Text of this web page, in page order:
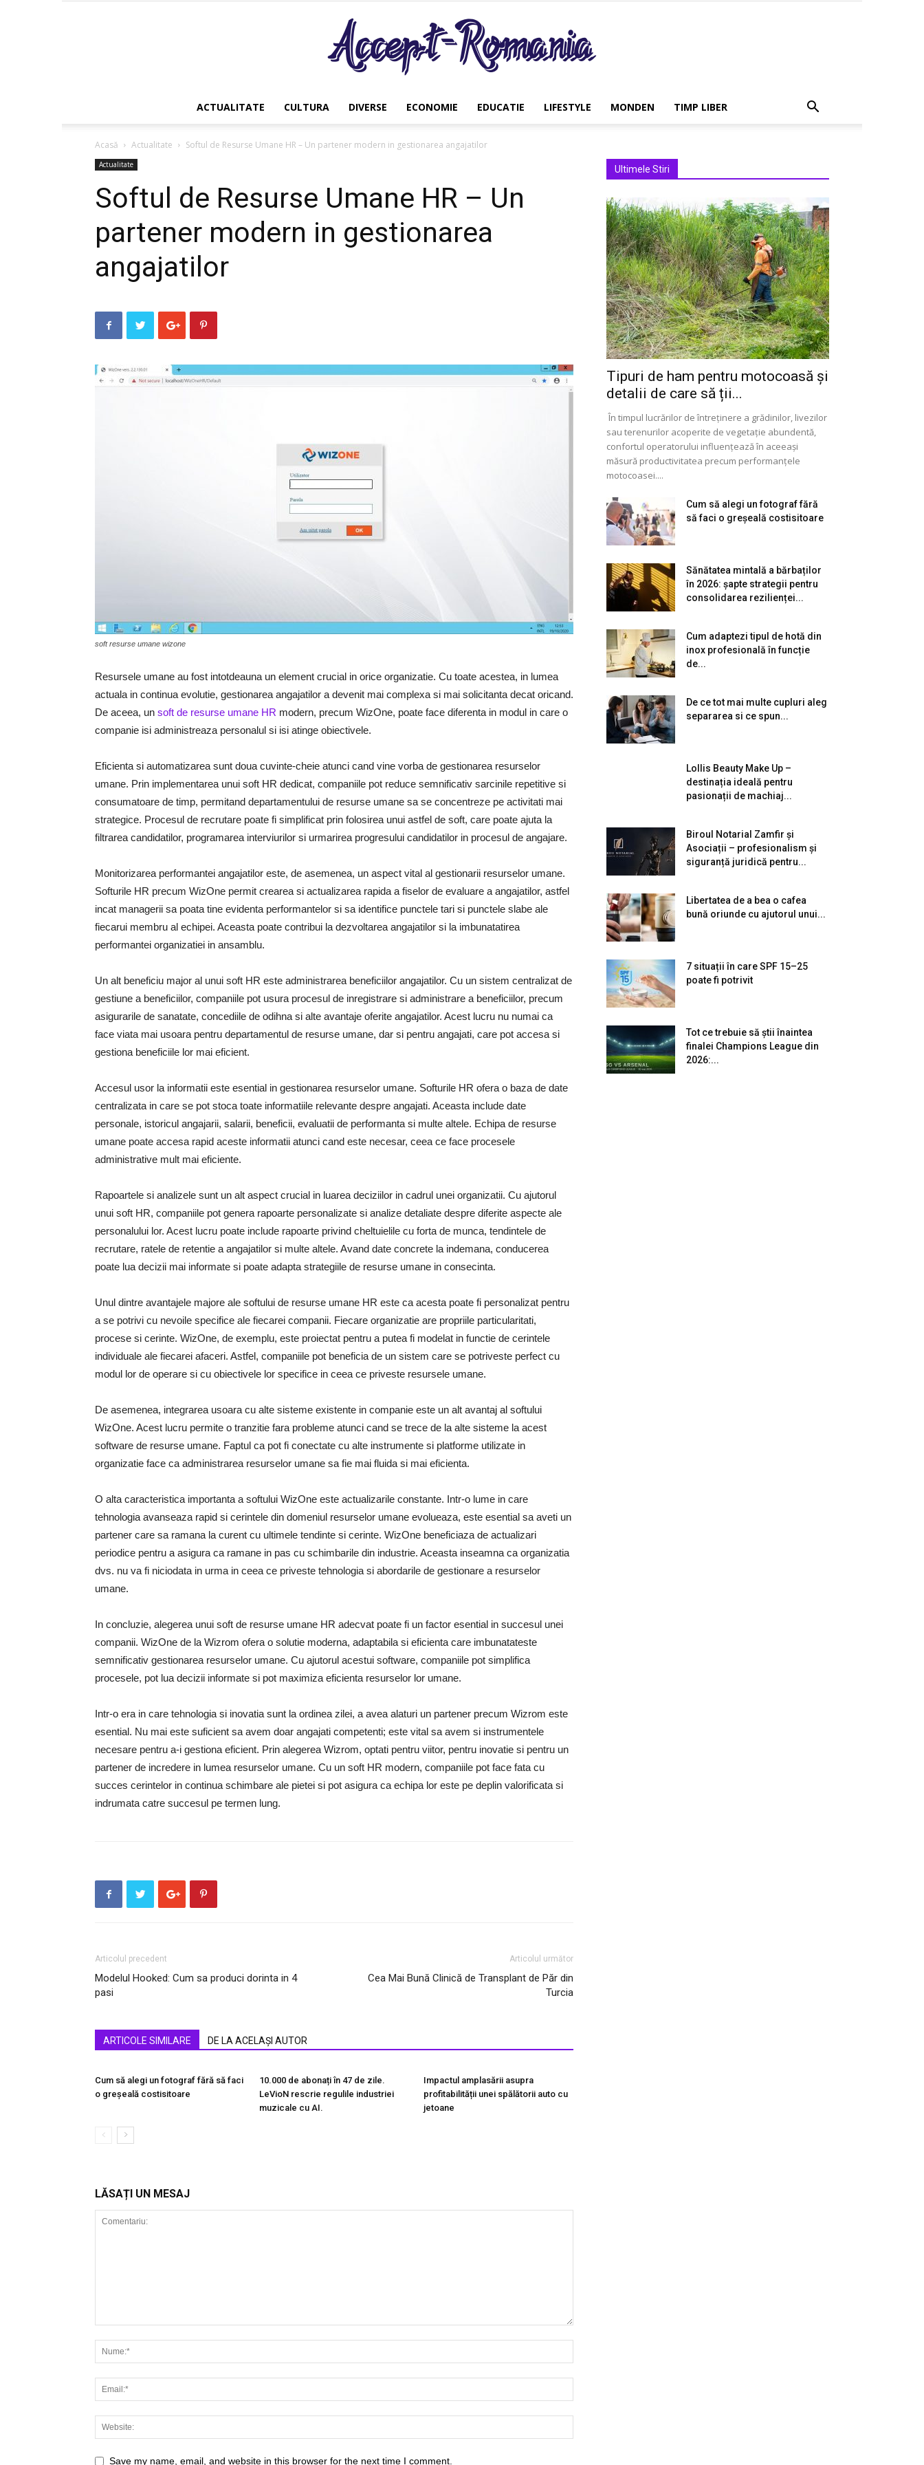
Romania
ACTUALITATE CULTURA DIVERSE ECONOMIE EDUCATIE LIFESTYLE MONDEN TIMP LIBER
Acasă Actualitate Softul de Resurse Umane HR – Un partener modern in gestionarea angajatilor
Actualitate
Softul de Resurse Umane HR – Un
partener modern in gestionarea
angajatilor
soft resurse umane wizone
Resursele umane au fost intotdeauna un element crucial in orice organizatie. Cu toate acestea, in lumea
actuala in continua evolutie, gestionarea angajatilor a devenit mai complexa si mai solicitanta decat oricand.
De aceea, un soft de resurse umane HR modern, precum WizOne, poate face diferenta in modul in care o
companie isi administreaza personalul si isi atinge obiectivele.
Eficienta si automatizarea sunt doua cuvinte-cheie atunci cand vine vorba de gestionarea resurselor
umane. Prin implementarea unui soft HR dedicat, companiile pot reduce semnificativ sarcinile repetitive si
consumatoare de timp, permitand departamentului de resurse umane sa se concentreze pe activitati mai
strategice. Procesul de recrutare poate fi simplificat prin folosirea unui astfel de soft, care poate ajuta la
filtrarea candidatilor, programarea interviurilor si urmarirea progresului candidatilor in procesul de angajare.
Monitorizarea performantei angajatilor este, de asemenea, un aspect vital al gestionarii resurselor umane.
Softurile HR precum WizOne permit crearea si actualizarea rapida a fiselor de evaluare a angajatilor, astfel
incat managerii sa poata tine evidenta performantelor si sa identifice punctele tari si punctele slabe ale
fiecarui membru al echipei. Aceasta poate contribui la dezvoltarea angajatilor si la imbunatatirea
performantei organizatiei in ansamblu.
Un alt beneficiu major al unui soft HR este administrarea beneficiilor angajatilor. Cu un sistem centralizat de
gestiune a beneficiilor, companiile pot usura procesul de inregistrare si administrare a beneficiilor, precum
asigurarile de sanatate, concediile de odihna si alte avantaje oferite angajatilor. Acest lucru nu numai ca
face viata mai usoara pentru departamentul de resurse umane, dar si pentru angajati, care pot accesa si
gestiona beneficiile lor mai eficient.
Accesul usor la informatii este esential in gestionarea resurselor umane. Softurile HR ofera o baza de date
centralizata in care se pot stoca toate informatiile relevante despre angajati. Aceasta include date
personale, istoricul angajarii, salarii, beneficii, evaluatii de performanta si multe altele. Echipa de resurse
umane poate accesa rapid aceste informatii atunci cand este necesar, ceea ce face procesele
administrative mult mai eficiente.
Rapoartele si analizele sunt un alt aspect crucial in luarea deciziilor in cadrul unei organizatii. Cu ajutorul
unui soft HR, companiile pot genera rapoarte personalizate si analize detaliate despre diferite aspecte ale
personalului lor. Acest lucru poate include rapoarte privind cheltuielile cu forta de munca, tendintele de
recrutare, ratele de retentie a angajatilor si multe altele. Avand date concrete la indemana, conducerea
poate lua decizii mai informate si poate adapta strategiile de resurse umane in consecinta.
Unul dintre avantajele majore ale softului de resurse umane HR este ca acesta poate fi personalizat pentru
a se potrivi cu nevoile specifice ale fiecarei companii. Fiecare organizatie are propriile particularitati,
procese si cerinte. WizOne, de exemplu, este proiectat pentru a putea fi modelat in functie de cerintele
individuale ale fiecarei afaceri. Astfel, companiile pot beneficia de un sistem care se potriveste perfect cu
modul lor de operare si cu obiectivele lor specifice in ceea ce priveste resursele umane.
De asemenea, integrarea usoara cu alte sisteme existente in companie este un alt avantaj al softului
WizOne. Acest lucru permite o tranzitie fara probleme atunci cand se trece de la alte sisteme la acest
software de resurse umane. Faptul ca pot fi conectate cu alte instrumente si platforme utilizate in
organizatie face ca administrarea resurselor umane sa fie mai fluida si mai eficienta.
O alta caracteristica importanta a softului WizOne este actualizarile constante. Intr-o lume in care
tehnologia avanseaza rapid si cerintele din domeniul resurselor umane evolueaza, este esential sa aveti un
partener care sa ramana la curent cu ultimele tendinte si cerinte. WizOne beneficiaza de actualizari
periodice pentru a asigura ca ramane in pas cu schimbarile din industrie. Aceasta inseamna ca organizatia
dvs. nu va fi niciodata in urma in ceea ce priveste tehnologia si abordarile de gestionare a resurselor
umane.
In concluzie, alegerea unui soft de resurse umane HR adecvat poate fi un factor esential in succesul unei
companii. WizOne de la Wizrom ofera o solutie moderna, adaptabila si eficienta care imbunatateste
semnificativ gestionarea resurselor umane. Cu ajutorul acestui software, companiile pot simplifica
procesele, pot lua decizii informate si pot maximiza eficienta resurselor lor umane.
Intr-o era in care tehnologia si inovatia sunt la ordinea zilei, a avea alaturi un partener precum Wizrom este
esential. Nu mai este suficient sa avem doar angajati competenti; este vital sa avem si instrumentele
necesare pentru a-i gestiona eficient. Prin alegerea Wizrom, optati pentru viitor, pentru inovatie si pentru un
partener de incredere in lumea resurselor umane. Cu un soft HR modern, companiile pot face fata cu
succes cerintelor in continua schimbare ale pietei si pot asigura ca echipa lor este pe deplin valorificata si
indrumata catre succesul pe termen lung.
Articolul precedent
Modelul Hooked: Cum sa produci dorinta in 4
pasi
Articolul următor
Cea Mai Bună Clinică de Transplant de Păr din
Turcia
ARTICOLE SIMILARE DE LA ACELAȘI AUTOR
Cum să alegi un fotograf fără să faci
o greșeală costisitoare
10.000 de abonați în 47 de zile.
LeVioN rescrie regulile industriei
muzicale cu AI.
Impactul amplasării asupra
profitabilității unei spălătorii auto cu
jetoane
LĂSAȚI UN MESAJ
Save my name, email, and website in this browser for the next time I comment.
Ultimele Stiri
Tipuri de ham pentru motocoasă și
detalii de care să ții...
În timpul lucrărilor de întreținere a grădinilor, livezilor
sau terenurilor acoperite de vegetație abundentă,
confortul operatorului influențează în aceeași
măsură productivitatea precum performanțele
motocoasei....
Cum să alegi un fotograf fără
să faci o greșeală costisitoare
Sănătatea mintală a bărbaților
în 2026: șapte strategii pentru
consolidarea rezilienței...
Cum adaptezi tipul de hotă din
inox profesională în funcție
de...
De ce tot mai multe cupluri aleg
separarea si ce spun...
Lollis Beauty Make Up –
destinația ideală pentru
pasionații de machiaj...
Biroul Notarial Zamfir și
Asociații – profesionalism și
siguranță juridică pentru...
Libertatea de a bea o cafea
bună oriunde cu ajutorul unui...
7 situații în care SPF 15–25
poate fi potrivit
Tot ce trebuie să știi înaintea
finalei Champions League din
2026:...